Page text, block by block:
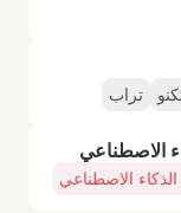
تراب
الاصطناعي
الاصطناعي